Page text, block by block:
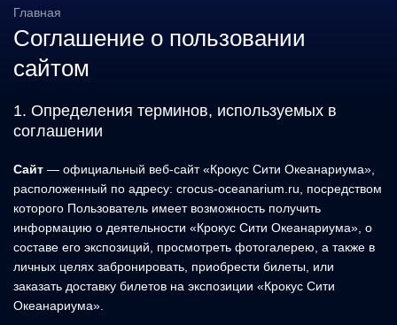
Главная
Соглашение о пользовании
сайтом
1. Определения терминов, используемых в
соглашении
Сайт — официальный веб-сайт «Крокус Сити Океанариума»,
расположенный по адресу: crocus-oceanarium.ru, посредством
которого Пользователь имеет возможность получить
информацию о деятельности «Крокус Сити Океанариума», о
составе его экспозиций, просмотреть фотогалерею, а также в
личных целях забронировать, приобрести билеты, или
заказать доставку билетов на экспозиции «Крокус Сити
Океанариума».